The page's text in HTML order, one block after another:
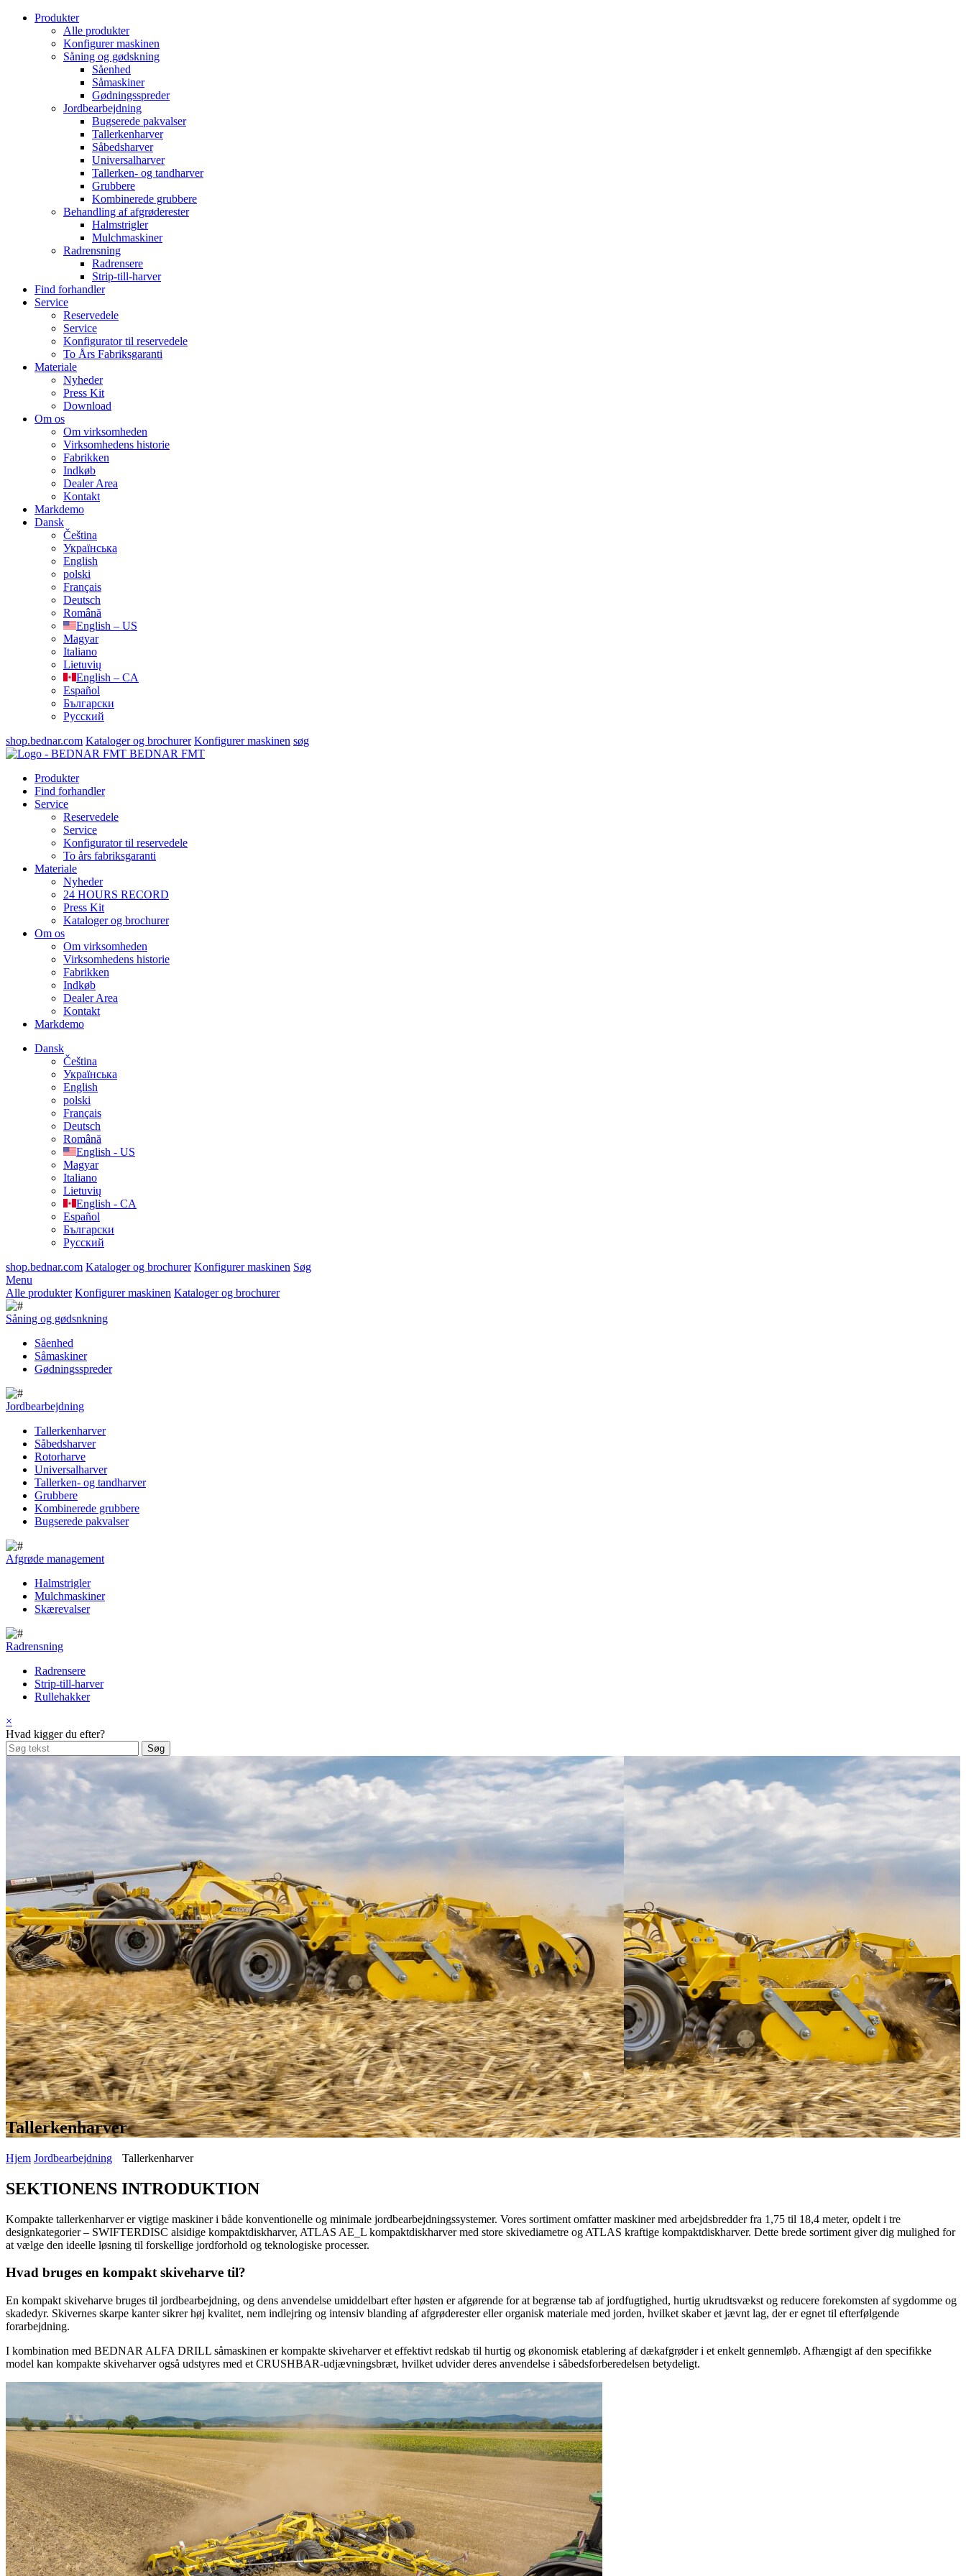
Produkter
Alle produkter
Konfigurer maskinen
Såning og gødskning
Såenhed
Såmaskiner
Gødningsspreder
Jordbearbejdning
Bugserede pakvalser
Tallerkenharver
Såbedsharver
Universalharver
Tallerken- og tandharver
Grubbere
Kombinerede grubbere
Behandling af afgrøderester
Halmstrigler
Mulchmaskiner
Radrensning
Radrensere
Strip-till-harver
Find forhandler
Service
Reservedele
Service
Konfigurator til reservedele
To Års Fabriksgaranti
Materiale
Nyheder
Press Kit
Download
Om os
Om virksomheden
Virksomhedens historie
Fabrikken
Indkøb
Dealer Area
Kontakt
Markdemo
Dansk
Čeština
Українська
English
polski
Français
Deutsch
Română
English – US
Magyar
Italiano
Lietuvių
English – CA
Español
Български
Русский
shop.bednar.com Kataloger og brochurer Konfigurer maskinen søg
BEDNAR FMT
Produkter
Find forhandler
Service
Reservedele
Service
Konfigurator til reservedele
To års fabriksgaranti
Materiale
Nyheder
24 HOURS RECORD
Press Kit
Kataloger og brochurer
Om os
Om virksomheden
Virksomhedens historie
Fabrikken
Indkøb
Dealer Area
Kontakt
Markdemo
Dansk
Čeština
Українська
English
polski
Français
Deutsch
Română
English - US
Magyar
Italiano
Lietuvių
English - CA
Español
Български
Русский
shop.bednar.com Kataloger og brochurer Konfigurer maskinen Søg
Menu
Alle produkter Konfigurer maskinen Kataloger og brochurer
Såning og gødsnkning
Såenhed
Såmaskiner
Gødningsspreder
Jordbearbejdning
Tallerkenharver
Såbedsharver
Rotorharve
Universalharver
Tallerken- og tandharver
Grubbere
Kombinerede grubbere
Bugserede pakvalser
Afgrøde management
Halmstrigler
Mulchmaskiner
Skærevalser
Radrensning
Radrensere
Strip-till-harver
Rullehakker
×
Hvad kigger du efter?
Tallerkenharver
Hjem Jordbearbejdning Tallerkenharver
SEKTIONENS INTRODUKTION
Kompakte tallerkenharver er vigtige maskiner i både konventionelle og minimale jordbearbejdningssystemer. Vores sortiment omfatter maskiner med arbejdsbredder fra 1,75 til 18,4 meter, opdelt i tre
designkategorier – SWIFTERDISC alsidige kompaktdiskharver, ATLAS AE_L kompaktdiskharver med store skivediametre og ATLAS kraftige kompaktdiskharver. Dette brede sortiment giver dig mulighed for
at vælge den ideelle løsning til forskellige jordforhold og teknologiske processer.
Hvad bruges en kompakt skiveharve til?
En kompakt skiveharve bruges til jordbearbejdning, og dens anvendelse umiddelbart efter høsten er afgørende for at begrænse tab af jordfugtighed, hurtig ukrudtsvækst og reducere forekomsten af sygdomme og
skadedyr. Skivernes skarpe kanter sikrer høj kvalitet, nem indlejring og intensiv blanding af afgrøderester eller organisk materiale med jorden, hvilket skaber et jævnt lag, der er egnet til efterfølgende
forarbejdning.
I kombination med BEDNAR ALFA DRILL såmaskinen er kompakte skiveharver et effektivt redskab til hurtig og økonomisk etablering af dækafgrøder i et enkelt gennemløb. Afhængigt af den specifikke
model kan kompakte skiveharver også udstyres med et CRUSHBAR-udjævningsbræt, hvilket udvider deres anvendelse i såbedsforberedelsen betydeligt.